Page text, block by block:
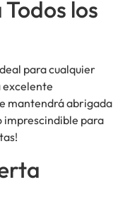
los
para cualquier
excelente
mantendrá abrigada
imprescindible para